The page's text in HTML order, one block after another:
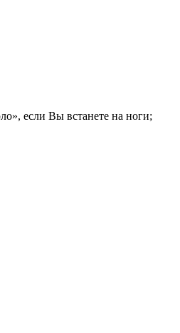
если Вы встанете на ноги;